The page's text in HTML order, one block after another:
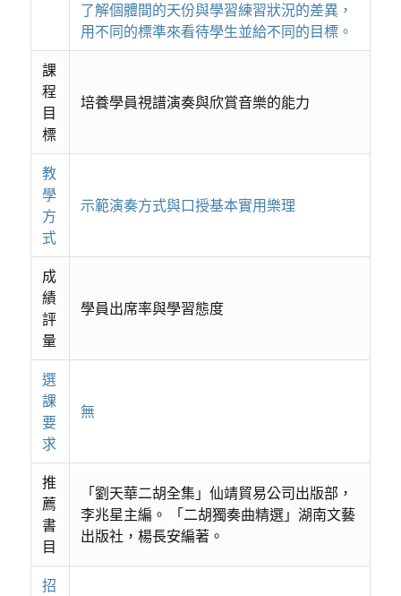
了解個體間的天份與學習練習狀況的差異，
用不同的標準來看待學生並給不同的目標。
課
程
目
標
培養學員視譜演奏與欣賞音樂的能力
教
學
方
式
示範演奏方式與口授基本實用樂理
成
績
評
量
學員出席率與學習態度
選
課
要
求
無
推
薦
書
目
「劉天華二胡全集」仙靖貿易公司出版部，
李兆星主編。 「二胡獨奏曲精選」湖南文藝
出版社，楊長安編著。
招